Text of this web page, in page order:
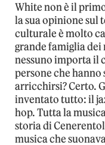
White non è il
la sua opinione sul
culturale è molto
grande famiglia dei
nessuno importa il
persone che
arricchirsi? Certo.
inventato tutto: il
hop. Tutta la
storia di
musica che